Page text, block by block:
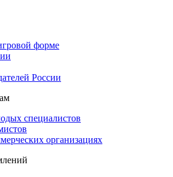
форме
России
специалистов
организациях